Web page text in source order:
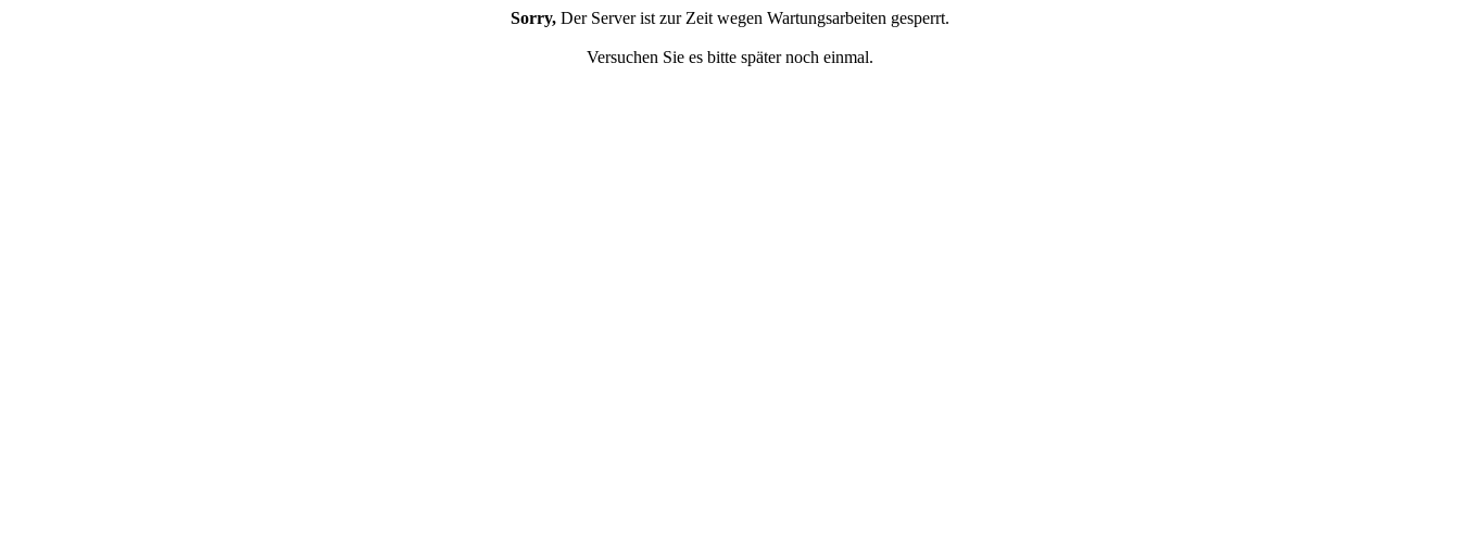
Sorry, Der Server ist zur Zeit wegen Wartungsarbeiten gesperrt.
Versuchen Sie es bitte später noch einmal.